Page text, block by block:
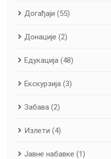
Догађаји (55)
Донације (2)
Едукација (48)
Екскурзија (3)
Забава (2)
Излети (4)
Јавне набавке (1)